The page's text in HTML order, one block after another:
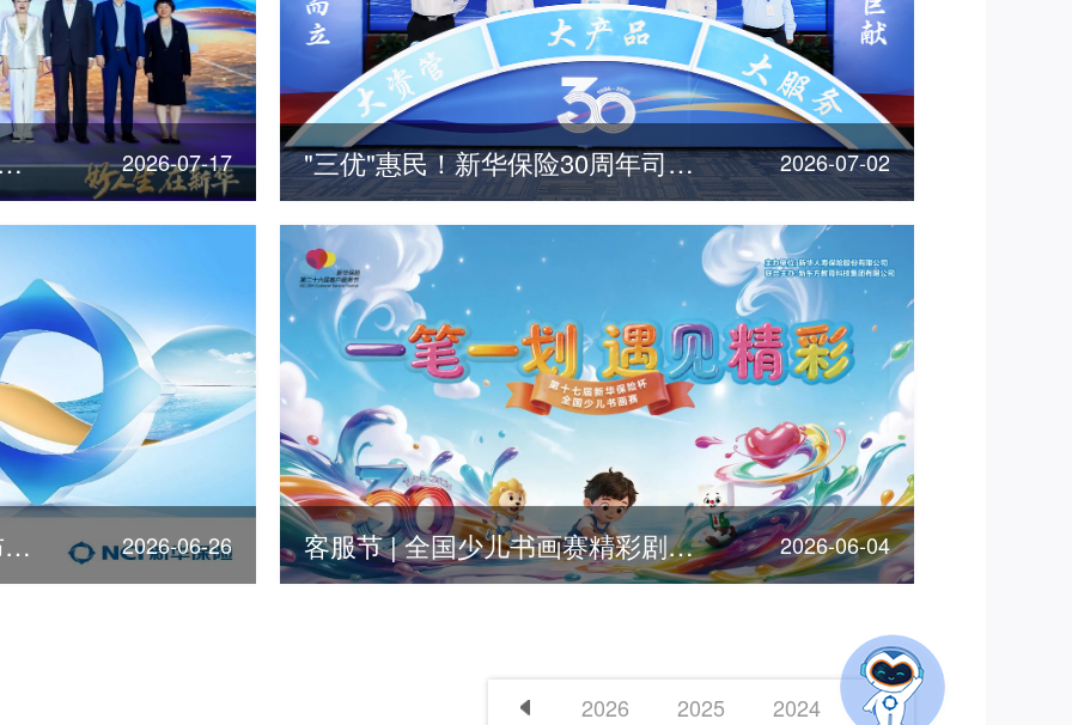
年点亮三十城”全国人才计划 2026-07-17 "三优"惠民！新华保险30周年司庆重磅产品发布 2026-07-02
第378位！新华保险荣登《福布斯》全球500强 2026-06-26 客服节 | 全国少儿书画赛精彩剧透，期待您的参加！ 2026-06-04
2026 2025 2024 2023